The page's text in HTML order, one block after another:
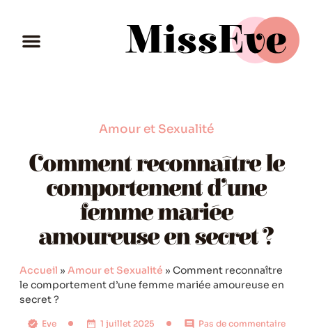
Amour et Sexualité
Comment reconnaître le
comportement d’une
femme mariée
amoureuse en secret ?
Accueil » Amour et Sexualité » Comment reconnaître
le comportement d’une femme mariée amoureuse en
secret ?
Eve 1 juillet 2025 Pas de commentaire